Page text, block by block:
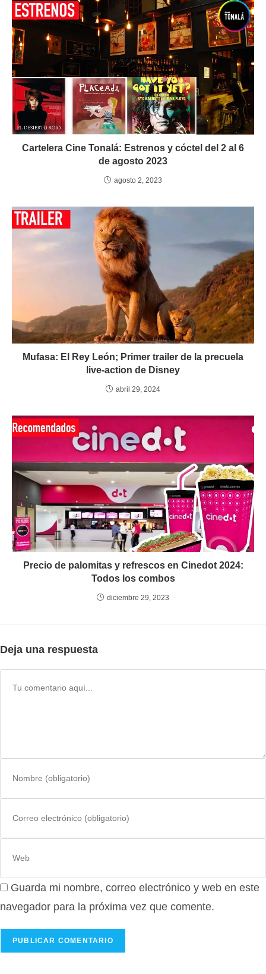
Cartelera Cine Tonalá: Estrenos y cóctel del 2 al 6
de agosto 2023
agosto 2, 2023
Mufasa: El Rey León; Primer trailer de la precuela
live-action de Disney
abril 29, 2024
Precio de palomitas y refrescos en Cinedot 2024:
Todos los combos
diciembre 29, 2023
Deja una respuesta
de
usuario
comentar
electrónico
para
comentar
de
tu
Guarda mi nombre, correo electrónico y web en este
navegador para la próxima vez que comente.